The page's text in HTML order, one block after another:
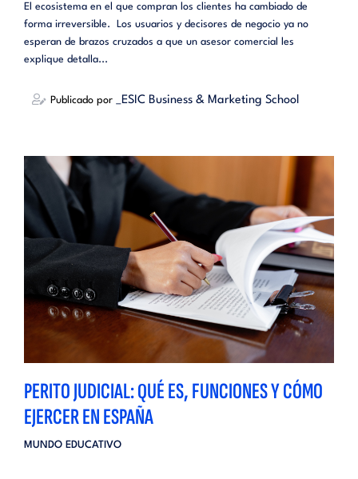
El ecosistema en el que compran los clientes ha cambiado de
forma irreversible. Los usuarios y decisores de negocio ya no
esperan de brazos cruzados a que un asesor comercial les
explique detalla...
Publicado por _ESIC Business & Marketing School
PERITO JUDICIAL: QUÉ ES, FUNCIONES Y CÓMO
EJERCER EN ESPAÑA
MUNDO EDUCATIVO